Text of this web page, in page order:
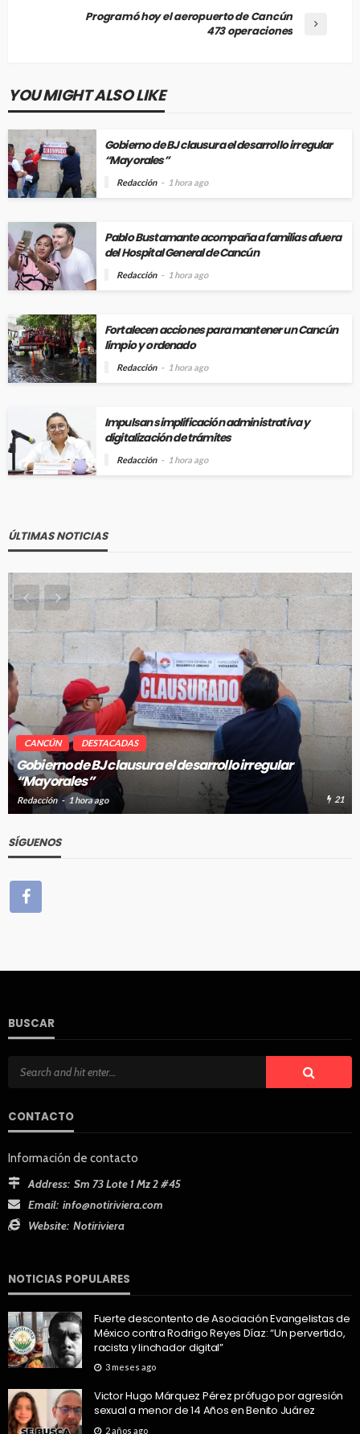
Programó hoy el aeropuerto de Cancún
473 operaciones
YOU MIGHT ALSO LIKE
Gobierno de BJ clausura el desarrollo irregular
“Mayorales”
Redacción 1 hora ago
Pablo Bustamante acompaña a familias afuera
del Hospital General de Cancún
Redacción 1 hora ago
Fortalecen acciones para mantener un Cancún
limpio y ordenado
Redacción 1 hora ago
Impulsan simplificación administrativa y
digitalización de trámites
Redacción 1 hora ago
ÚLTIMAS NOTICIAS
CANCÚN DESTACADAS
Pablo Bustamante acompaña a familias afuera del
Hospital General de Cancún
Redacción 1 hora ago
SÍGUENOS
BUSCAR
CONTACTO
Información de contacto
Address: Sm 73 Lote 1 Mz 2 #45
Email: info@notiriviera.com
Website: Notiriviera
NOTICIAS POPULARES
Fuerte descontento de Asociación Evangelistas de
México contra Rodrigo Reyes Díaz: “Un pervertido,
racista y linchador digital”
3 meses ago
Victor Hugo Márquez Pérez prófugo por agresión
sexual a menor de 14 Años en Benito Juárez
2 años ago